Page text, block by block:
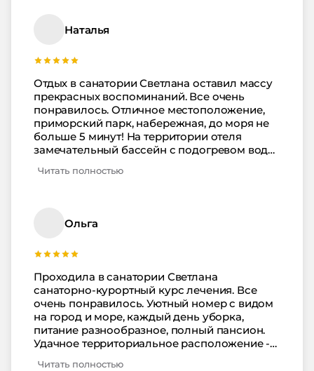
Врачи и весь медицинский персонал
настоящие профессионалы своего дела,
комплимента. Дети от отдыха остались в
полном восторге, да и жена тоже.
Развлекательные мероприятия, отдых на
пляже, прогулки по Сочи, все это оставило
неизгладимые впечатления. Теперь вопрос с
выбором места для отдыха не стоит - только
Светлана!!!
Наталья
Отдых в санатории Светлана оставил массу
прекрасных воспоминаний. Все очень
понравилось. Отличное местоположение,
приморский парк, набережная, до моря не
больше 5 минут! На территории отеля
замечательный бассейн с подогревом воды!
достойны только наивысших похвал в
шведский стол с огромным количеством
вкуснейших блюд! Однозначно рекомендую
Читать полностью
Ольга
Проходила в санатории Светлана
санаторно-курортный курс лечения. Все
очень понравилось. Уютный номер с видом
на город и море, каждый день уборка,
питание разнообразное, полный пансион.
Удачное территориальное расположение -
Читать полностью